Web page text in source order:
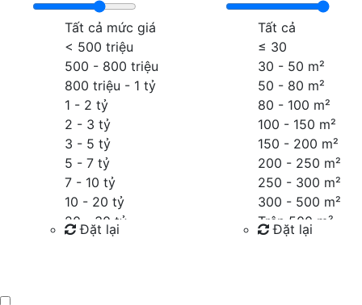
Tất cả mức giá
< 500 triệu
500 - 800 triệu
800 triệu - 1 tỷ
1 - 2 tỷ
2 - 3 tỷ
3 - 5 tỷ
5 - 7 tỷ
7 - 10 tỷ
10 - 20 tỷ
20 - 30 tỷ
30 - 40 tỷ
Đặt lại
Tất cả
≤ 30
30 - 50 m²
50 - 80 m²
80 - 100 m²
100 - 150 m²
150 - 200 m²
200 - 250 m²
250 - 300 m²
300 - 500 m²
Trên 500 m²
Đặt lại